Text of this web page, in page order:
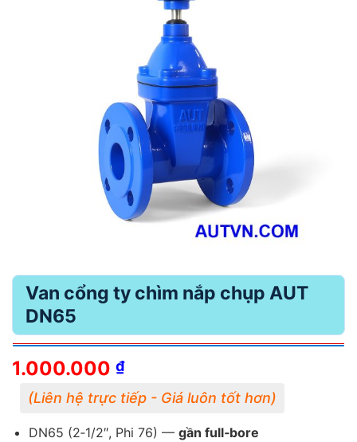
Van cổng ty chìm nắp chụp AUT
DN65
1.000.000 ₫
DN65 (2‑1/2″, Phi 76) — gần full‑bore